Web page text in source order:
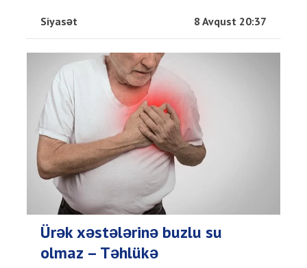
Siyasət 8 Avqust 20:37
Ürək xəstələrinə buzlu su
olmaz – Təhlükə